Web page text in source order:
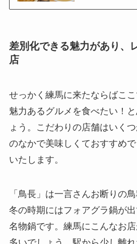
差別化できる魅力があり、
店
せっかく練馬に来たならばこ
魅力あるグルメを食べたい！
ょう。こだわりの店舗はいく
のなかで美味しくておすすめ
いたします。
「鳥長」は一言さんお断りの
冬の時期にはフォアグラ鍋が
名物鍋です。練馬にこんなお